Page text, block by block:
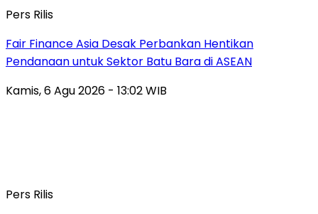
Pers Rilis
Fair Finance Asia Desak Perbankan Hentikan
Pendanaan untuk Sektor Batu Bara di ASEAN
Kamis, 6 Agu 2026 - 13:02 WIB
Pers Rilis